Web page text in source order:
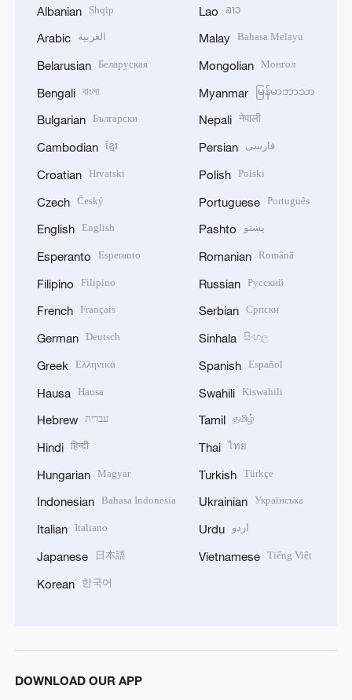
Albanian Shqip
Arabic العربية
Belarusian Беларуская
Bengali বাংলা
Bulgarian Български
Cambodian ខ្មែរ
Croatian Hrvatski
Czech Český
English English
Esperanto Esperanto
Filipino Filipino
French Français
German Deutsch
Greek Ελληνικά
Hausa Hausa
Hebrew עברית
Hindi हिन्दी
Hungarian Magyar
Indonesian Bahasa Indonesia
Italian Italiano
Japanese 日本語
Korean 한국어
Lao ລາວ
Malay Bahasa Melayu
Mongolian Монгол
Myanmar မြန်မာဘာသာ
Nepali नेपाली
Persian فارسی
Polish Polski
Portuguese Português
Pashto پښتو
Romanian Română
Russian Русский
Serbian Српски
Sinhala සිංහල
Spanish Español
Swahili Kiswahili
Tamil தமிழ்
Thai ไทย
Turkish Türkçe
Ukrainian Українська
Urdu اردو
Vietnamese Tiếng Việt
DOWNLOAD OUR APP